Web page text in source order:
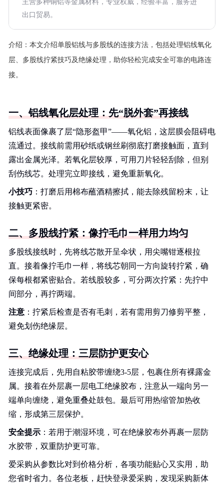
主营多种铜铝等金属材料，专业权威，经验丰富，服务进
出口贸易。
介绍： 本文介绍单股铝线与多股线的连接方法，包括处理铝线氧化
层、多股线拧紧技巧及绝缘处理，助你轻松完成安全可靠的电路连
接。
一、铝线氧化层处理：先“脱外套”再接线
铝线表面像裹了层“隐形盔甲”——氧化铝，这层膜会阻碍电
流通过。接线前需用砂纸或钢丝刷彻底打磨接触面，直到
露出金属光泽。若氧化层较厚，可用刀片轻轻刮除，但别
刮伤线芯。处理完立即接线，避免重新氧化。
小技巧 ：打磨后用棉布蘸酒精擦拭，能去除残留粉末，让
接触更紧密。
二、多股线拧紧：像拧毛巾一样用力均匀
多股线接线时，先将线芯散开呈伞状，用尖嘴钳逐根拉
直。接着像拧毛巾一样，将线芯朝同一方向旋转拧紧，确
保每根都紧密贴合。若线股较多，可分两次拧紧：先拧中
间部分，再拧两端。
注意 ：拧紧后检查是否有毛刺，若有需用剪刀修剪平整，
避免划伤绝缘层。
三、绝缘处理：三层防护更安心
连接完成后，先用自粘胶带缠绕3-5层，包裹住所有裸露金
属。接着在外层裹一层电工绝缘胶布，注意从一端向另一
端单向缠绕，避免重叠处鼓包。最后可用热缩管加热收
缩，形成第三层保护。
安全提示 ：若用于潮湿环境，可在绝缘胶布外再裹一层防
水胶带，双重防护更可靠。
爱采购从参数比对到价格分析，各项功能贴心又实用，助
您省时省力。各位老板，赶快登录爱采购，发现采购新体